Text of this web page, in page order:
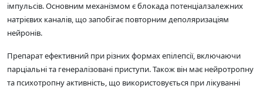
імпульсів. Основним механізмом є блокада потенціалзалежних
натрієвих каналів, що запобігає повторним деполяризаціям
нейронів.
Препарат ефективний при різних формах епілепсії, включаючи
парціальні та генералізовані приступи. Також він має нейротропну
та психотропну активність, що використовується при лікуванні